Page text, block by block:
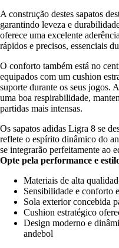
A construção destes sapatos
garantindo leveza e
oferece uma excelente
rápidos e precisos, essenciais
O conforto também está no
equipados com um cushion
suporte durante os seus jogos.
uma boa respirabilidade,
partidas mais intensas.
Os sapatos adidas Ligra 8 se
reflete o espírito dinâmico do
se integrarão perfeitamente ao
Opte pela performance e
Materiais de alta
Sensibilidade e conforto
Sola exterior concebida
Cushion estratégico
Design moderno e
andebol